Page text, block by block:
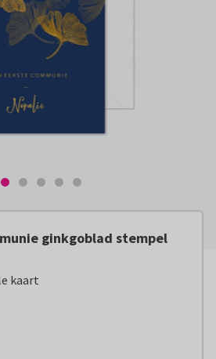
ginkgoblad stempel
kaart